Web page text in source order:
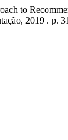
to
2019 . p.